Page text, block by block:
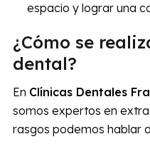
espacio y lograr una
¿Cómo se
dental?
En Clínicas Dentales
somos expertos en
rasgos podemos hablar